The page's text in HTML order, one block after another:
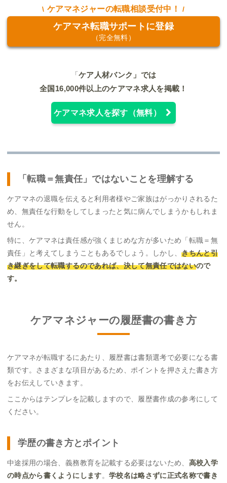
ケアマネジャーの転職相談受付中！
ケアマネ転職サポートに登録
（完全無料）
「ケア人材バンク」では
全国16,000件以上のケアマネ求人を掲載！
ケアマネ求人を探す（無料）
「転職＝無責任」ではないことを理解する
ケアマネの退職を伝えると利用者様やご家族はがっかりされるた
め、無責任な行動をしてしまったと気に病んでしまうかもしれま
せん。
特に、ケアマネは責任感が強くまじめな方が多いため「転職＝無
責任」と考えてしまうこともあるでしょう。しかし、きちんと引
き継ぎをして転職するのであれば、決して無責任ではないので
す。
ケアマネジャーの履歴書の書き方
ケアマネが転職するにあたり、履歴書は書類選考で必要になる書
類です。さまざまな項目があるため、ポイントを押さえた書き方
をお伝えしていきます。
ここからはテンプレを記載しますので、履歴書作成の参考にして
ください。
学歴の書き方とポイント
中途採用の場合、義務教育を記載する必要はないため、 高校入学
の時点から書くようにします。 学校名は略さずに正式名称で書き